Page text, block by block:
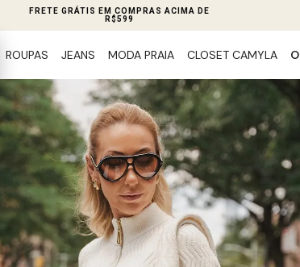
FRETE GRÁTIS EM COMPRAS ACIMA DE
R$599
ROUPAS JEANS MODA PRAIA CLOSET CAMYLA